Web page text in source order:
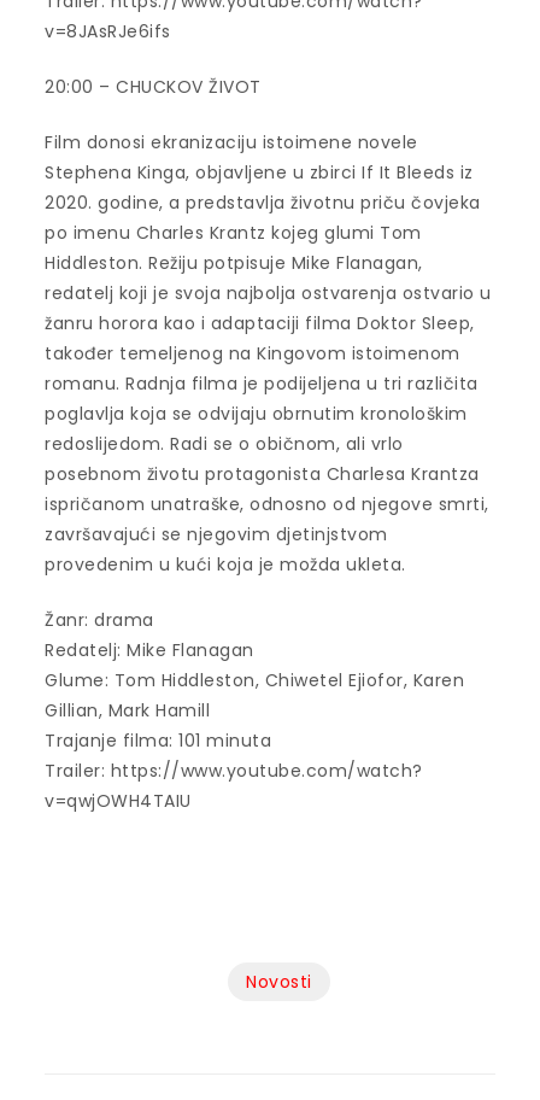
v=8JAsRJe6ifs
20:00 – CHUCKOV ŽIVOT
Film donosi ekranizaciju istoimene novele
Stephena Kinga, objavljene u zbirci If It Bleeds iz
2020. godine, a predstavlja životnu priču čovjeka
po imenu Charles Krantz kojeg glumi Tom
Hiddleston. Režiju potpisuje Mike Flanagan,
redatelj koji je svoja najbolja ostvarenja ostvario u
žanru horora kao i adaptaciji filma Doktor Sleep,
također temeljenog na Kingovom istoimenom
romanu. Radnja filma je podijeljena u tri različita
poglavlja koja se odvijaju obrnutim kronološkim
redoslijedom. Radi se o običnom, ali vrlo
posebnom životu protagonista Charlesa Krantza
ispričanom unatraške, odnosno od njegove smrti,
završavajući se njegovim djetinjstvom
provedenim u kući koja je možda ukleta.
Žanr: drama
Redatelj: Mike Flanagan
Glume: Tom Hiddleston, Chiwetel Ejiofor, Karen
Gillian, Mark Hamill
Trajanje filma: 101 minuta
Trailer: https://www.youtube.com/watch?
v=qwjOWH4TAIU
Novosti